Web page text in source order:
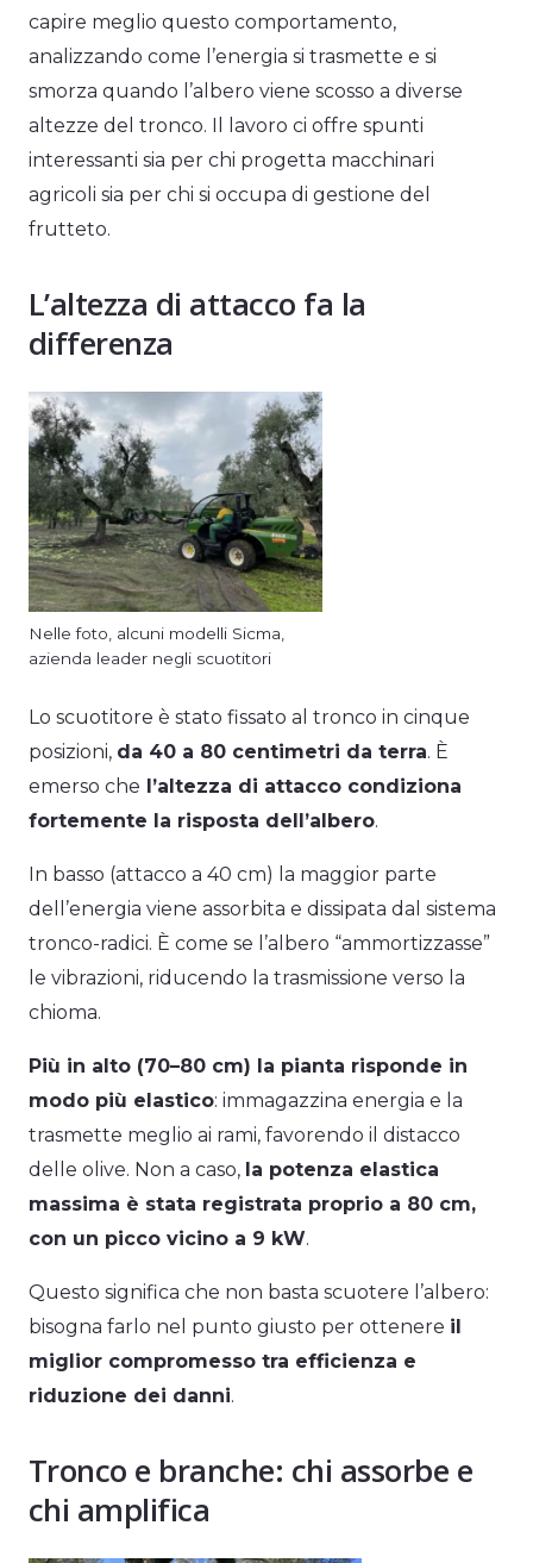
capire meglio questo comportamento,
analizzando come l’energia si trasmette e si
smorza quando l’albero viene scosso a diverse
altezze del tronco. Il lavoro ci offre spunti
interessanti sia per chi progetta macchinari
agricoli sia per chi si occupa di gestione del
frutteto.
L’altezza di attacco fa la
differenza
Nelle foto, alcuni modelli Sicma,
azienda leader negli scuotitori
Lo scuotitore è stato fissato al tronco in cinque
posizioni, da 40 a 80 centimetri da terra. È
emerso che l’altezza di attacco condiziona
fortemente la risposta dell’albero.
In basso (attacco a 40 cm) la maggior parte
dell’energia viene assorbita e dissipata dal sistema
tronco-radici. È come se l’albero “ammortizzasse”
le vibrazioni, riducendo la trasmissione verso la
chioma.
Più in alto (70–80 cm) la pianta risponde in
modo più elastico: immagazzina energia e la
trasmette meglio ai rami, favorendo il distacco
delle olive. Non a caso, la potenza elastica
massima è stata registrata proprio a 80 cm,
con un picco vicino a 9 kW.
Questo significa che non basta scuotere l’albero:
bisogna farlo nel punto giusto per ottenere il
miglior compromesso tra efficienza e
riduzione dei danni.
Tronco e branche: chi assorbe e
chi amplifica